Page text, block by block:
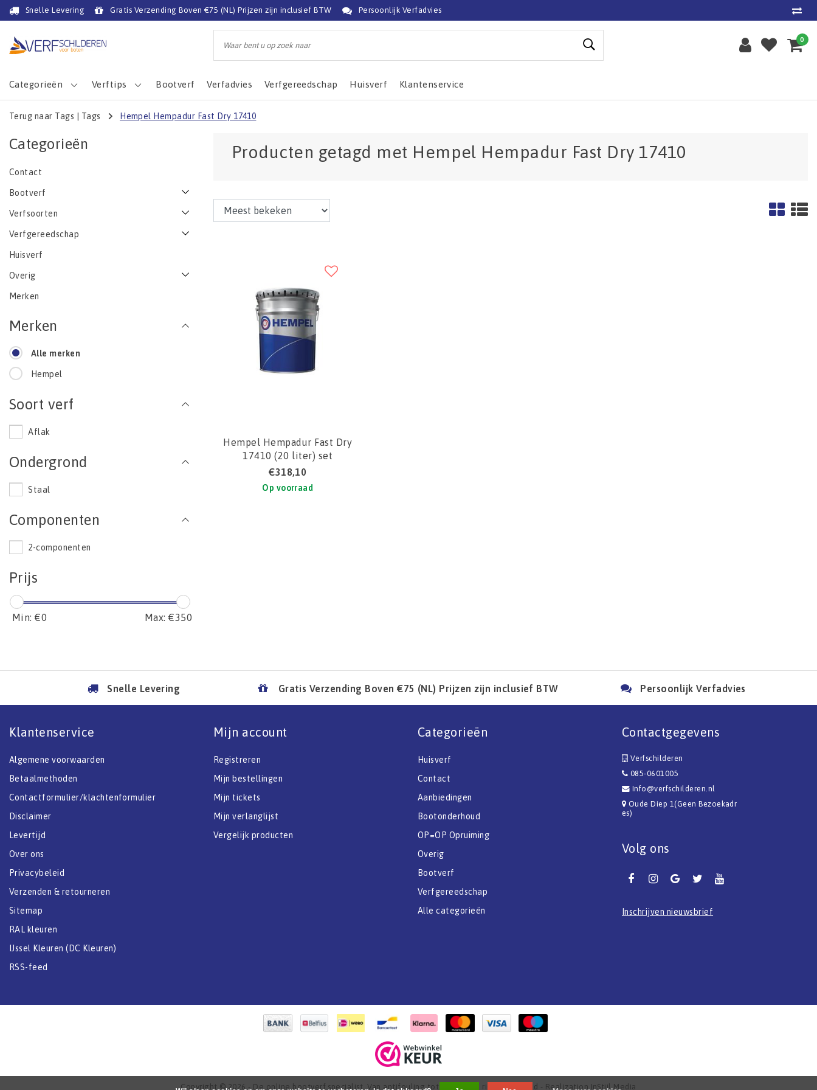
Snelle Levering Gratis Verzending Boven €75 (NL) Prijzen zijn inclusief BTW Persoonlijk Verfadvies
0
Categorieën Verftips Bootverf Verfadvies Verfgereedschap Huisverf Klantenservice
Terug naar Tags Tags Hempel Hempadur Fast Dry 17410
Categorieën
Contact
Bootverf
Verfsoorten
Verfgereedschap
Huisverf
Overig
Merken
Merken
Alle merken
Hempel
Soort verf
Aflak
Ondergrond
Staal
Componenten
2-componenten
Prijs
Min: €0 Max: €350
Producten getagd met Hempel Hempadur Fast Dry 17410
Hempel Hempadur Fast Dry
17410 (20 liter) set
€318,10
Op voorraad
Snelle Levering Gratis Verzending Boven €75 (NL) Prijzen zijn inclusief BTW Persoonlijk Verfadvies
Klantenservice
Algemene voorwaarden
Betaalmethoden
Contactformulier/klachtenformulier
Disclaimer
Levertijd
Over ons
Privacybeleid
Verzenden & retourneren
Sitemap
RAL kleuren
IJssel Kleuren (DC Kleuren)
RSS-feed
Mijn account
Registreren
Mijn bestellingen
Mijn tickets
Mijn verlanglijst
Vergelijk producten
Categorieën
Huisverf
Contact
Aanbiedingen
Bootonderhoud
OP=OP Opruiming
Overig
Bootverf
Verfgereedschap
Alle categorieën
Contactgegevens
Verfschilderen
085-0601005
Info@verfschilderen.nl
Oude Diep 1(Geen Bezoekadr
es)
Volg ons
Inschrijven nieuwsbrief
Copyright © 2026 - De online bootverf specialist. Van antifouling tot aflak. - All rights reserved - Realization InStijl Media